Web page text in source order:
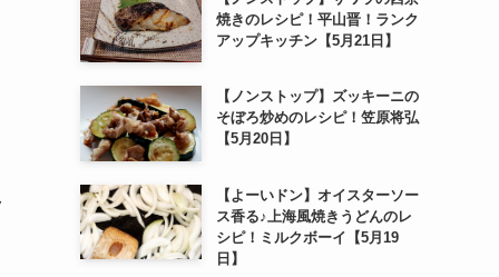
焼きのレシピ！平山晋！ランク
アップキッチン【5月21日】
【ノンストップ】ズッキーニの
そぼろ炒めのレシピ！笠原将弘
【5月20日】
【よーいドン】オイスターソー
ス香る♪上海風焼きうどんのレ
シピ！ミルクボーイ【5月19
日】